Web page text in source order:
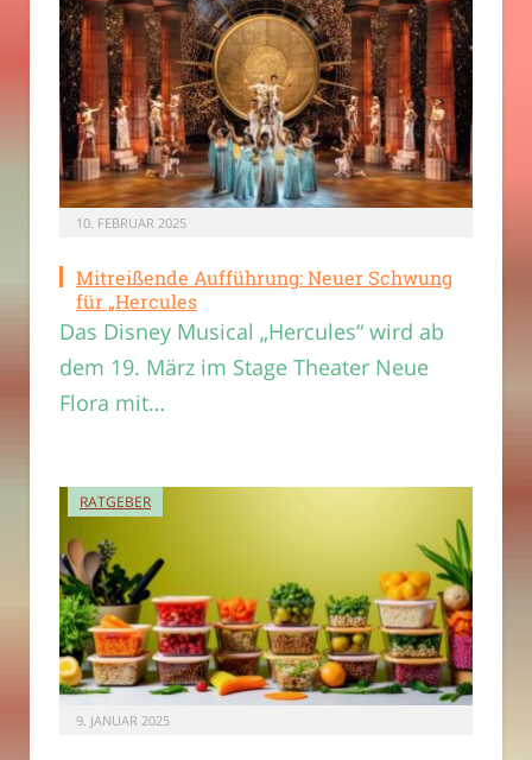
10. FEBRUAR 2025
Mitreißende Aufführung: Neuer Schwung
für „Hercules
Das Disney Musical „Hercules“ wird ab
dem 19. März im Stage Theater Neue
Flora mit…
RATGEBER
9. JANUAR 2025